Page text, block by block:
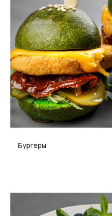
Бургеры